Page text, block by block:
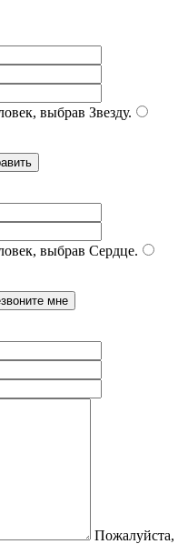
выбрав Звезду.
выбрав Сердце.
Пожалуйста,